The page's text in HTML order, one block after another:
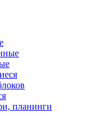
планинги